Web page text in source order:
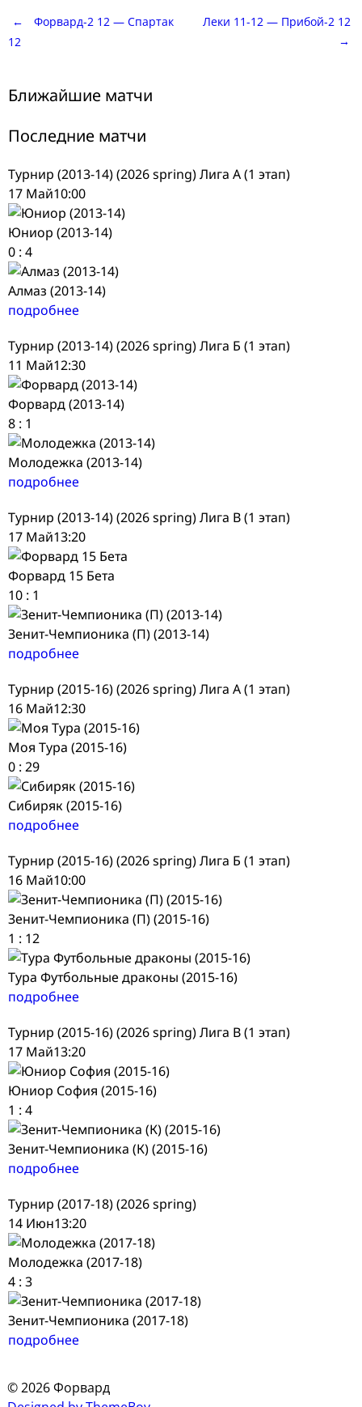
Post
←
Форвард-2 12 — Спартак
12
Леки 11-12 — Прибой-2 12
→
Ближайшие матчи
Последние матчи
Турнир (2013-14) (2026 spring) Лига А (1 этап)
17 Май10:00
Юниор (2013-14)
0 : 4
Алмаз (2013-14)
подробнее
Турнир (2013-14) (2026 spring) Лига Б (1 этап)
11 Май12:30
Форвард (2013-14)
8 : 1
Молодежка (2013-14)
подробнее
Турнир (2013-14) (2026 spring) Лига В (1 этап)
17 Май13:20
Форвард 15 Бета
10 : 1
Зенит-Чемпионика (П) (2013-14)
подробнее
Турнир (2015-16) (2026 spring) Лига А (1 этап)
16 Май12:30
Моя Тура (2015-16)
0 : 29
Сибиряк (2015-16)
подробнее
Турнир (2015-16) (2026 spring) Лига Б (1 этап)
16 Май10:00
Зенит-Чемпионика (П) (2015-16)
1 : 12
Тура Футбольные драконы (2015-16)
подробнее
Турнир (2015-16) (2026 spring) Лига В (1 этап)
17 Май13:20
Юниор София (2015-16)
1 : 4
Зенит-Чемпионика (К) (2015-16)
подробнее
Турнир (2017-18) (2026 spring)
14 Июн13:20
Молодежка (2017-18)
4 : 3
Зенит-Чемпионика (2017-18)
подробнее
© 2026 Форвард